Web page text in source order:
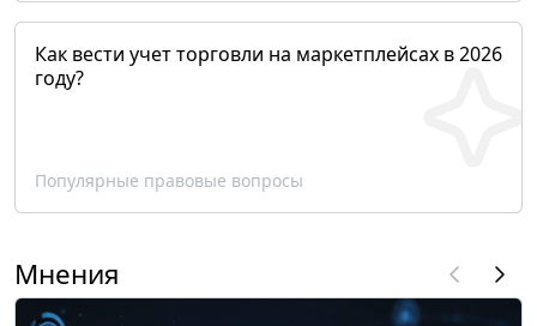
Как вести учет торговли на маркетплейсах в 2026
году?
Популярные правовые вопросы
Мнения